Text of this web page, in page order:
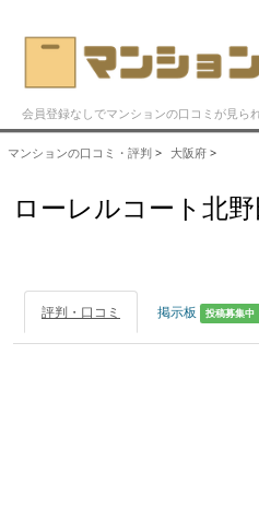
会員登録なしでマンションの口コミが見ら
マンションの口コミ・評判 > 大阪府 >
ローレルコート北
評判・口コミ 掲示板 投稿募集中